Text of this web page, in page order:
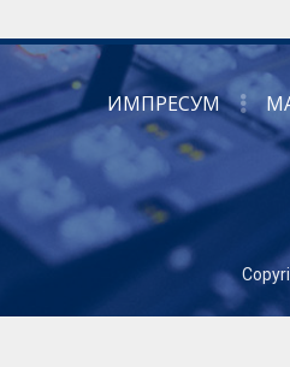
ИМПРЕСУМ